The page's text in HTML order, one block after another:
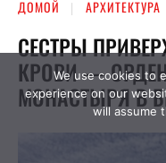
We use cookies to
experience on our
will assume